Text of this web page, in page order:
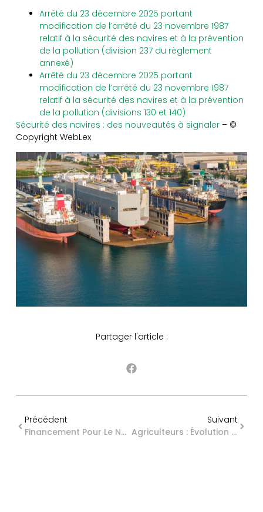
Arrêté du 23 décembre 2025 portant
modification de l’arrêté du 23 novembre 1987
relatif à la sécurité des navires et à la prévention
de la pollution (division 237 du règlement
annexé)
Arrêté du 23 décembre 2025 portant
modification de l’arrêté du 23 novembre 1987
relatif à la sécurité des navires et à la prévention
de la pollution (divisions 130 et 140)
Sécurité des navires : des nouveautés à signaler – ©
Copyright WebLex
Partager l'article :
Précédent
Financement Pour Le Numérique Au Service De La Santé : Changement De Calendrier
Suivant
Agriculteurs : Évolution De La Procédure De Reconnaissance Des AT/MP